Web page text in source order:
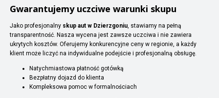
Gwarantujemy uczciwe warunki skupu
Jako profesjonalny skup aut w Dzierzgoniu, stawiamy na pełną
transparentność. Nasza wycena jest zawsze uczciwa i nie zawiera
ukrytych kosztów. Oferujemy konkurencyjne ceny w regionie, a każdy
klient może liczyć na indywidualne podejście i profesjonalną obsługę.
Natychmiastowa płatność gotówką
Bezpłatny dojazd do klienta
Kompleksowa pomoc w formalnościach